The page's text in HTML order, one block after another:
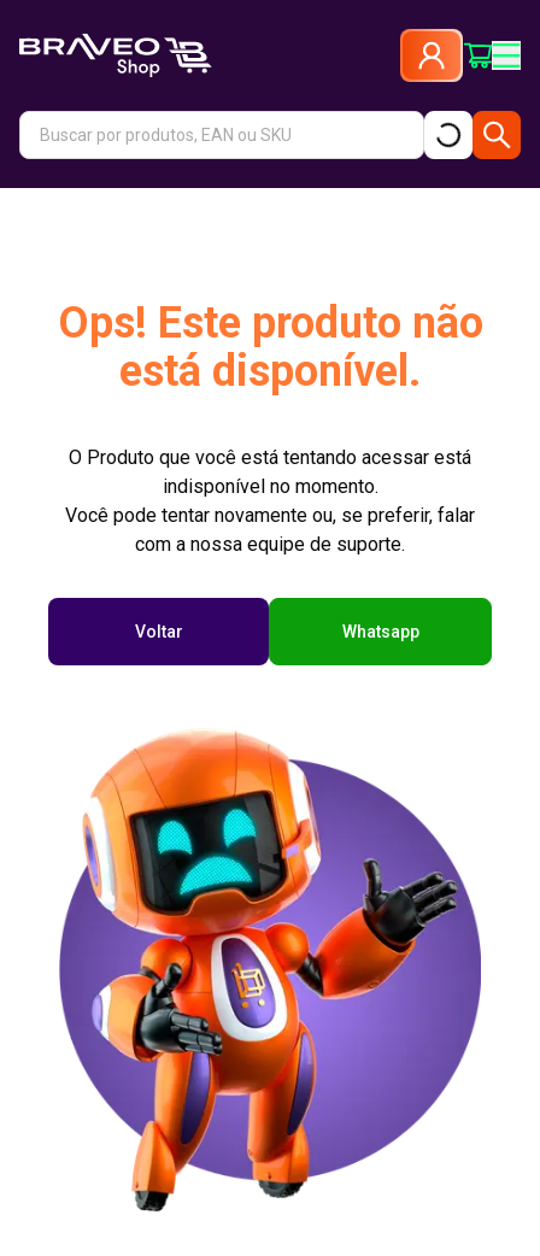
Ops! Este produto não
está disponível.
O Produto que você está tentando acessar está
indisponível no momento.
Você pode tentar novamente ou, se preferir, falar
com a nossa equipe de suporte.
Voltar Whatsapp